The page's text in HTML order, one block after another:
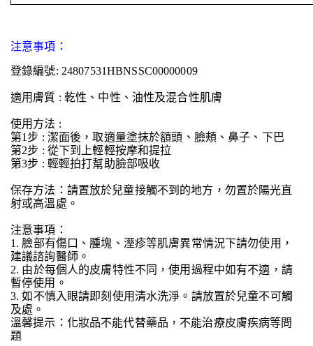
注意事項：
登錄編號: 24807531HBNSSC00000009
適用膚質 : 乾性、中性、油性及混合性肌膚
使用方法 :
第1步 : 潔面後，取適量塗抹於額頭、臉頰、鼻子、下巴
第2步 : 從下到上輕輕按摩和提拉
第3步 : 輕輕拍打幫助臉部吸收
保存方法：請置放於兒童接觸不到的地方，勿置於陽光直
射或高溫處。
注意事項：
1. 臉部有傷口、腫塊、溼疹等肌膚異常情況下請勿使用，
建議諮詢醫師。
2. 由於每個人的皮膚特性不同，使用過程中如有不適，請
暫停使用。
3. 如不慎入眼請即刻使用清水洗淨。請放置於兒童不可觸
及處。
溫馨提示：化妝品不能代替藥品，不能治療皮膚疾病等問
題